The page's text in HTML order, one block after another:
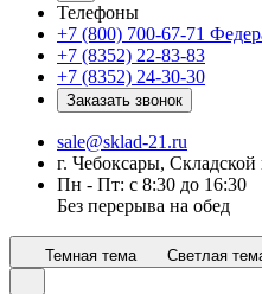
Телефоны
+7 (800) 700-67-71
+7 (8352) 22-83-83
+7 (8352) 24-30-30
Заказать звонок
sale@sklad-21.ru
г. Чебоксары, Складской
Пн - Пт: с 8:30 до 16:30
Без перерыва на обед
Темная тема Светлая